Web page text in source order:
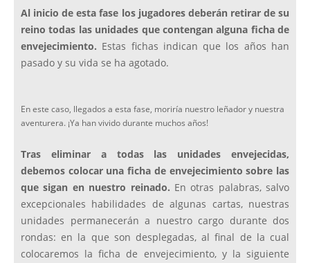
Al inicio de esta fase los jugadores deberán retirar de su
reino todas las unidades que contengan alguna ficha de
envejecimiento. Estas fichas indican que los años han
pasado y su vida se ha agotado.
En este caso, llegados a esta fase, moriría nuestro leñador y nuestra
aventurera. ¡Ya han vivido durante muchos años!
Tras eliminar a todas las unidades envejecidas,
debemos colocar una ficha de envejecimiento sobre las
que sigan en nuestro reinado. En otras palabras, salvo
excepcionales habilidades de algunas cartas, nuestras
unidades permanecerán a nuestro cargo durante dos
rondas: en la que son desplegadas, al final de la cual
colocaremos la ficha de envejecimiento, y la siguiente